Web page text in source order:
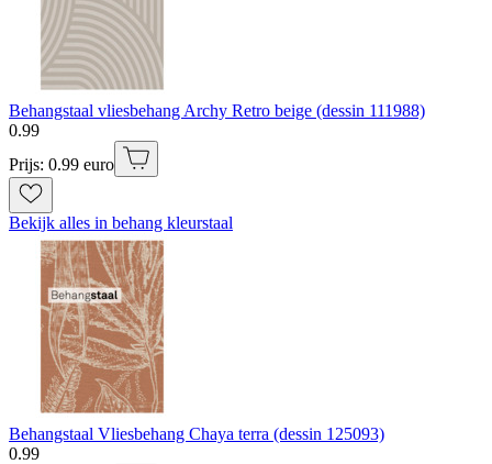
Behangstaal vliesbehang Archy Retro beige (dessin 111988)
0.99
Prijs: 0.99 euro
Bekijk alles in behang kleurstaal
Behangstaal Vliesbehang Chaya terra (dessin 125093)
0.99